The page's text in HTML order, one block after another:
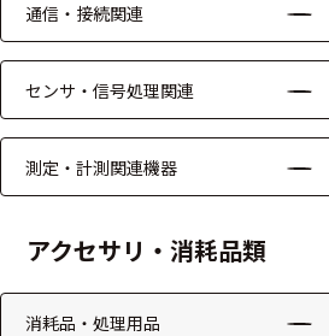
アンプ
フィルタ
ソフトウ
ェア
測定・計測関連
通信・接続関連
センサ・信号処理関連
測定・計測関連機器
アクセサリ・消耗品類
消耗品・処理用品